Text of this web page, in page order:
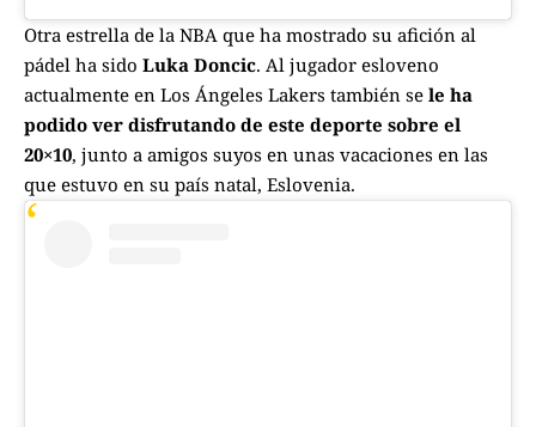
Otra estrella de la NBA que ha mostrado su afición al
pádel ha sido Luka Doncic. Al jugador esloveno
actualmente en Los Ángeles Lakers también se le ha
podido ver disfrutando de este deporte sobre el
20×10, junto a amigos suyos en unas vacaciones en las
que estuvo en su país natal, Eslovenia.